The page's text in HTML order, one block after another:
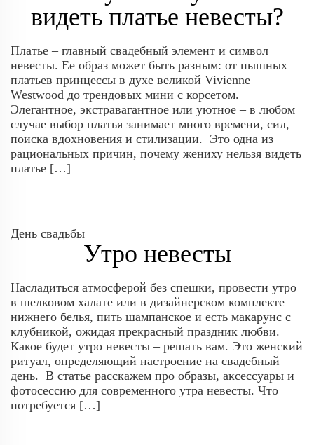
видеть платье невесты?
Платье – главный свадебный элемент и символ
невесты. Ее образ может быть разным: от пышных
платьев принцессы в духе великой Vivienne
Westwood до трендовых мини с корсетом.
Элегантное, экстравагантное или уютное – в любом
случае выбор платья занимает много времени, сил,
поиска вдохновения и стилизации. Это одна из
рациональных причин, почему жениху нельзя видеть
платье […]
День свадьбы
Утро невесты
Насладиться атмосферой без спешки, провести утро
в шелковом халате или в дизайнерском комплекте
нижнего белья, пить шампанское и есть макарунс с
клубникой, ожидая прекрасный праздник любви.
Какое будет утро невесты – решать вам. Это женский
ритуал, определяющий настроение на свадебный
день. В статье расскажем про образы, аксессуары и
фотосессию для современного утра невесты. Что
потребуется […]